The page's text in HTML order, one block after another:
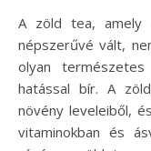
A zöld tea, amely az utóbbi évtizedekben világszerte
népszerűvé vált,
olyan
hatással bír. A
növény leveleiből,
vitaminokban és